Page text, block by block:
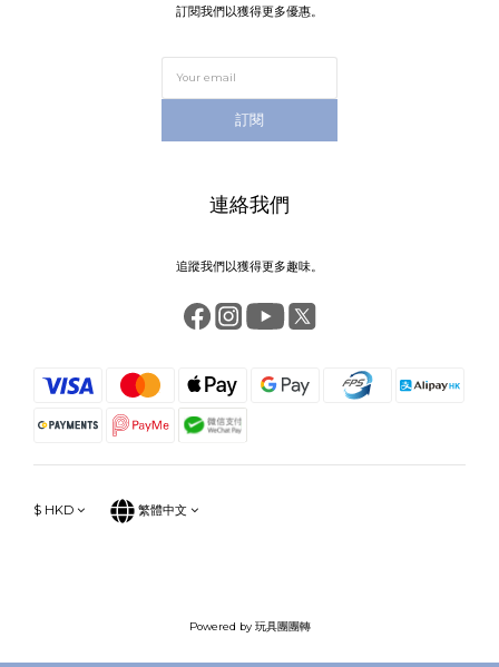
訂閱我們以獲得更多優惠。
訂閱
連絡我們
追蹤我們以獲得更多趣味。
$ HKD 繁體中文
Powered by 玩具團團轉